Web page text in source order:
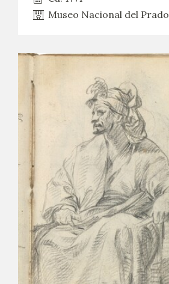
Museo Nacional del Prado